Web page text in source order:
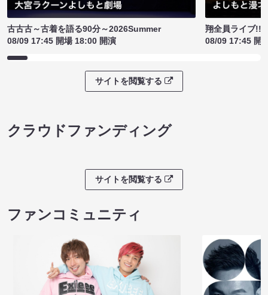
古古古～古着を語る90分～2026Summer
08/09 17:45 開場 18:00 開演
翔全員ライブ!!!
08/09 17:45 開
サイトを閲覧する
クラウドファンディング
サイトを閲覧する
ファンコミュニティ